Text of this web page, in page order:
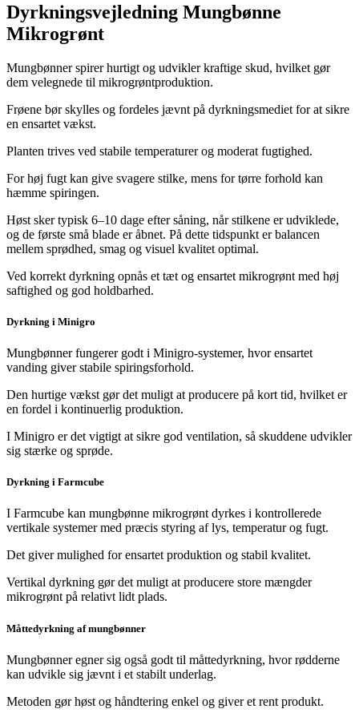
Dyrkningsvejledning Mungbønne
Mikrogrønt
Mungbønner spirer hurtigt og udvikler kraftige skud, hvilket gør
dem velegnede til mikrogrøntproduktion.
Frøene bør skylles og fordeles jævnt på dyrkningsmediet for at sikre
en ensartet vækst.
Planten trives ved stabile temperaturer og moderat fugtighed.
For høj fugt kan give svagere stilke, mens for tørre forhold kan
hæmme spiringen.
Høst sker typisk 6–10 dage efter såning, når stilkene er udviklede,
og de første små blade er åbnet. På dette tidspunkt er balancen
mellem sprødhed, smag og visuel kvalitet optimal.
Ved korrekt dyrkning opnås et tæt og ensartet mikrogrønt med høj
saftighed og god holdbarhed.
Dyrkning i Minigro
Mungbønner fungerer godt i Minigro-systemer, hvor ensartet
vanding giver stabile spiringsforhold.
Den hurtige vækst gør det muligt at producere på kort tid, hvilket er
en fordel i kontinuerlig produktion.
I Minigro er det vigtigt at sikre god ventilation, så skuddene udvikler
sig stærke og sprøde.
Dyrkning i Farmcube
I Farmcube kan mungbønne mikrogrønt dyrkes i kontrollerede
vertikale systemer med præcis styring af lys, temperatur og fugt.
Det giver mulighed for ensartet produktion og stabil kvalitet.
Vertikal dyrkning gør det muligt at producere store mængder
mikrogrønt på relativt lidt plads.
Måttedyrkning af mungbønner
Mungbønner egner sig også godt til måttedyrkning, hvor rødderne
kan udvikle sig jævnt i et stabilt underlag.
Metoden gør høst og håndtering enkel og giver et rent produkt.